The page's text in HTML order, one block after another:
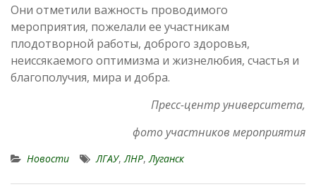
Они отметили важность проводимого
мероприятия, пожелали ее участникам
плодотворной работы, доброго здоровья,
неиссякаемого оптимизма и жизнелюбия, счастья и
благополучия, мира и добра.
Пресс-центр университета,
фото участников мероприятия
Новости ЛГАУ,ЛНР,Луганск